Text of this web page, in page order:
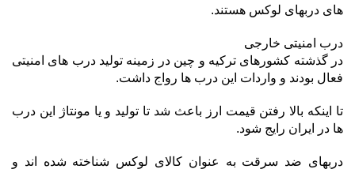
های دربهای لوکس هستند.
درب امنیتی خارجی
در گذشته کشورهای ترکیه و چین در زمینه تولید درب های امنیتی
فعال بودند و واردات این درب ها رواج داشت.
تا اینکه بالا رفتن قیمت ارز باعث شد تا تولید و یا مونتاژ این درب
ها در ایران رایج شود.
دربهای ضد سرقت به عنوان کالای لوکس شناخته شده اند و